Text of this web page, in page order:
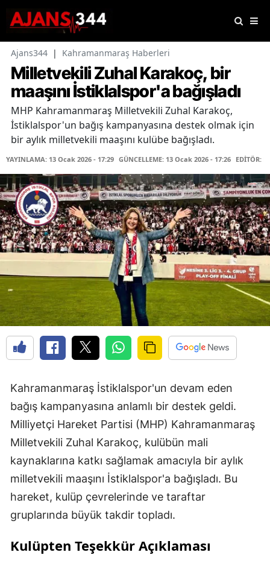
Ajans344 | Kahramanmaraş Haberleri
Milletvekili Zuhal Karakoç, bir
maaşını İstiklalspor'a bağışladı
MHP Kahramanmaraş Milletvekili Zuhal Karakoç,
İstiklalspor'un bağış kampanyasına destek olmak için
bir aylık milletvekili maaşını kulübe bağışladı.
YAYINLAMA: 13 Ocak 2026 - 17:29 GÜNCELLEME: 13 Ocak 2026 - 17:26 EDİTÖR:
Kahramanmaraş İstiklalspor'un devam eden
bağış kampanyasına anlamlı bir destek geldi.
Milliyetçi Hareket Partisi (MHP) Kahramanmaraş
Milletvekili Zuhal Karakoç, kulübün mali
kaynaklarına katkı sağlamak amacıyla bir aylık
milletvekili maaşını İstiklalspor'a bağışladı. Bu
hareket, kulüp çevrelerinde ve taraftar
gruplarında büyük takdir topladı.
Kulüpten Teşekkür Açıklaması